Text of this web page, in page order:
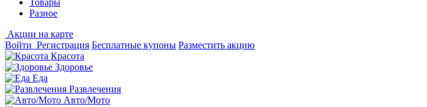
Товары
Разное
Акции на карте
Войти Регистрация Бесплатные купоны Разместить акцию
Красота
Здоровье
Еда
Развлечения
Авто/Мото